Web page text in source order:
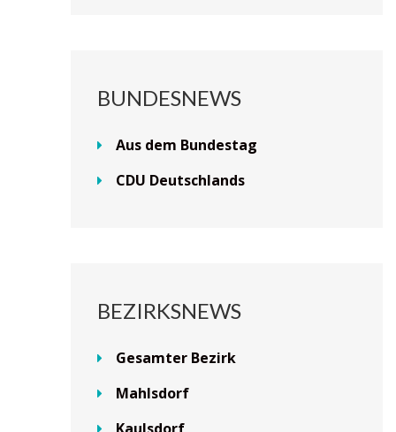
BUNDESNEWS
Aus dem Bundestag
CDU Deutschlands
BEZIRKSNEWS
Gesamter Bezirk
Mahlsdorf